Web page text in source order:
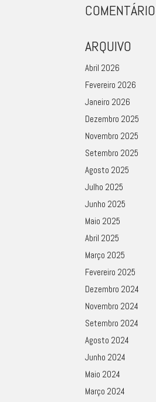
ARQUIVO
Abril 2026
Fevereiro 2026
Janeiro 2026
Dezembro 2025
Novembro 2025
Setembro 2025
Agosto 2025
Julho 2025
Junho 2025
Maio 2025
Abril 2025
Março 2025
Fevereiro 2025
Dezembro 2024
Novembro 2024
Setembro 2024
Agosto 2024
Junho 2024
Maio 2024
Março 2024